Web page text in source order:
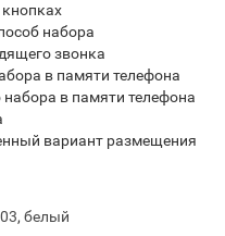
набора
звонка
в памяти телефона
в памяти телефона
вариант размещения
, белый